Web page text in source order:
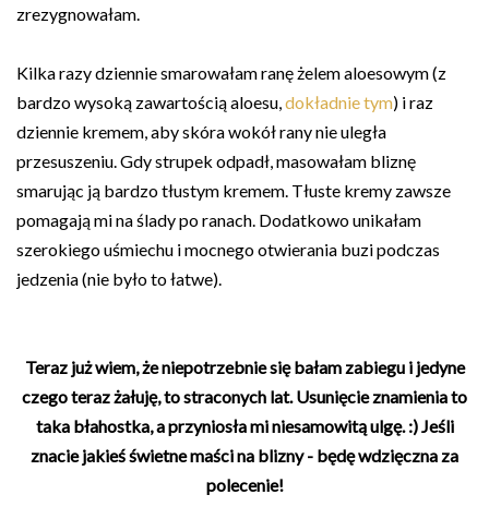
zrezygnowałam.
Kilka razy dziennie smarowałam ranę żelem aloesowym (z
bardzo wysoką zawartością aloesu,dokładnie tym) i raz
dziennie kremem, aby skóra wokół rany nie uległa
przesuszeniu. Gdy strupek odpadł, masowałam bliznę
smarując ją bardzo tłustym kremem. Tłuste kremy zawsze
pomagają mi na ślady po ranach. Dodatkowo unikałam
szerokiego uśmiechu i mocnego otwierania buzi podczas
jedzenia (nie było to łatwe).
Teraz już wiem, że niepotrzebnie się bałam zabiegu i jedyne
czego teraz żałuję, to straconych lat. Usunięcie znamienia to
taka błahostka, a przyniosła mi niesamowitą ulgę. :) Jeśli
znacie jakieś świetne maści na blizny - będę wdzięczna za
polecenie!